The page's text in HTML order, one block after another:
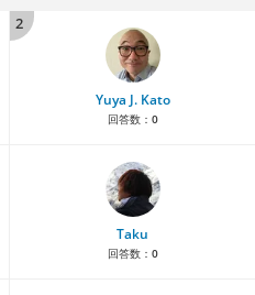
2
Yuya J. Kato
回答数： 0
Taku
回答数： 0